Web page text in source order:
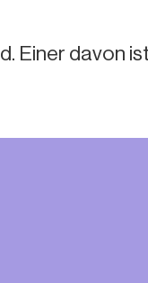
Einer davon